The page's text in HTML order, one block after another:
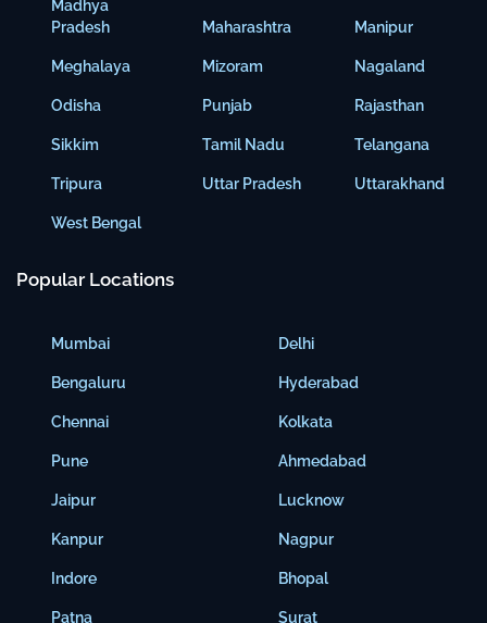
Madhya
Pradesh
Meghalaya
Odisha
Sikkim
Tripura
West Bengal
Maharashtra
Mizoram
Punjab
Tamil Nadu
Uttar Pradesh
Manipur
Nagaland
Rajasthan
Telangana
Uttarakhand
Popular Locations
Mumbai
Bengaluru
Chennai
Pune
Jaipur
Kanpur
Indore
Patna
Delhi
Hyderabad
Kolkata
Ahmedabad
Lucknow
Nagpur
Bhopal
Surat